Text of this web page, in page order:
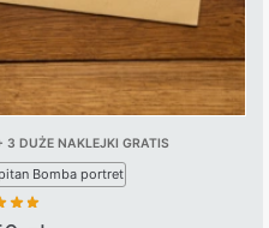
3 DUŻE NAKLEJKI GRATIS
Bomba portret